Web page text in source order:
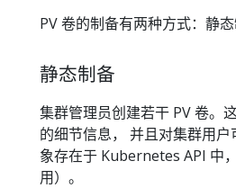
PV 卷的制备有两种方式：静态
静态制备
集群管理员创建若干 PV 卷。
的细节信息， 并且对集群用
象存在于 Kubernetes API 中
用）。